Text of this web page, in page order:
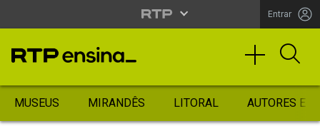
Entrar
MUSEUS MIRANDÊS LITORAL AUTORES